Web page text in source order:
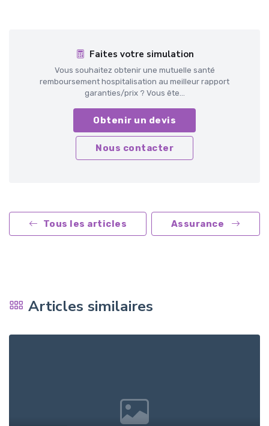
Faites votre simulation
Vous souhaitez obtenir une mutuelle santé
remboursement hospitalisation au meilleur rapport
garanties/prix ? Vous ête...
Obtenir un devis
Nous contacter
Tous les articles Assurance
Articles similaires